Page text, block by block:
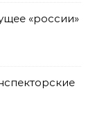
«россии»